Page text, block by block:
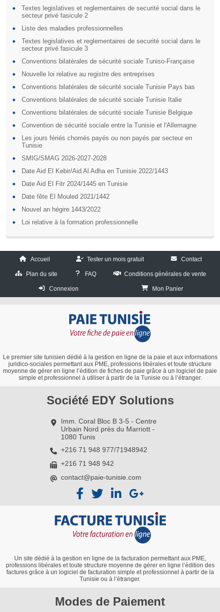
Textes legislatives et reglementaires de securité social dans le
secteur privé fasicule 2
Liste des maladies professionnelles
Textes legislatives et reglementaires de securité social dans le
secteur privé fasicule 3
Conventions bilatérales de sécurité sociale Tuniso-Française
Nouvelle loi relative au registre des entreprises
Conventions bilatérales de sécurité sociale Tunisie Pays bas
Conventions bilatérales de sécurité sociale Tunisie Italie
Conventions bilatérales de sécurité sociale Tunisie Belgique
Convention de sécurité sociale entre la Tunisie et l'Allemagne
Les jours fériés chomés payés ou non payés par secteur en
Tunisie
SMIG/SMAG 2026-2027-2028
Date Aid El Kebir/Aid Al Adha en Tunisie 2022/1443
Date Aid El Fitr 2024/1445 en Tunisie
Date fête El Mouled 2021/1442
Nouvel an hégire 1443/2022
Loi relative à la formation professionnelle
Accueil Tester un mois gratuit Contact
Plan du site FAQ Conditions générales de vente
Connexion Mon Panier
Le premier site tunisien dédié à la gestion en ligne de la paie et aux informations
juridico-sociales permettant aux PME, professions libérales et toute structure
moyenne de gérer en ligne l’édition de fiches de paie grâce à un logiciel de paie
simple et professionnel à utiliser à partir de la Tunisie ou à l’étranger.
Société EDY Solutions
Imm. Coral Bloc B 3-5 - Centre
Urbain Nord près du Marriott -
1080 Tunis
+216 71 948 977/71948942
+216 71 948 942
contact@paie-tunisie.com
Modes de Paiement
Un site dédié à la gestion en ligne de la facturation permettant aux PME,
professions libérales et toute structure moyenne de gérer en ligne l’édition des
factures grâce à un logiciel de facturation simple et professionnel à partir de la
Tunisie ou à l’étranger.